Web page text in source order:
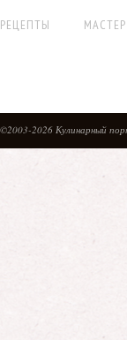
РЕЦЕПТЫ
©2003-2026 Кулинарный